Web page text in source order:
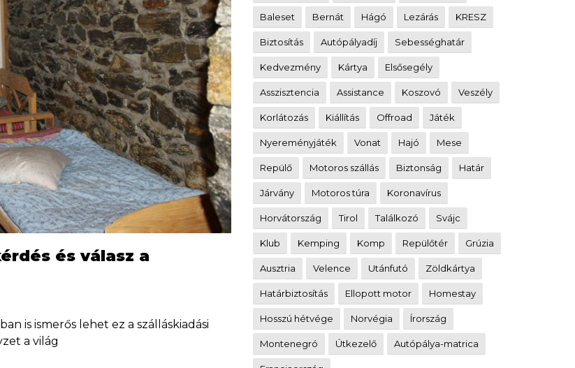
és válasz a
is ismerős lehet ez a szálláskiadási
a világ
Baleset Bernát Hágó Lezárás KRESZ
Biztosítás Autópályadíj Sebességhatár
Kedvezmény Kártya Elsősegély
Asszisztencia Assistance Koszovó Veszély
Korlátozás Kiállítás Offroad Játék
Nyereményjáték Vonat Hajó Mese
Repülő Motoros szállás Biztonság Határ
Járvány Motoros túra Koronavírus
Horvátország Tirol Találkozó Svájc
Klub Kemping Komp Repülőtér Grúzia
Ausztria Velence Utánfutó Zöldkártya
Határbiztosítás Ellopott motor Homestay
Hosszú hétvége Norvégia Írország
Montenegró Útkezelő Autópálya-matrica